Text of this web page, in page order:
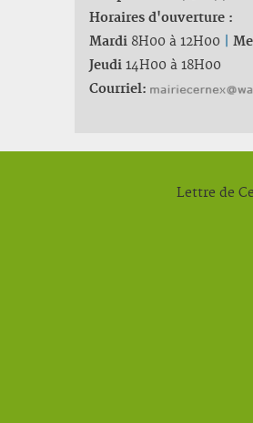
Horaires d'ouverture :
Mardi 8H00 à 12H00
Jeudi 14H00 à 18H00
Courriel:
Lettre de